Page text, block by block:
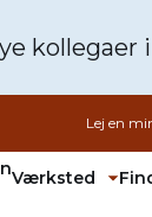
kollegaer
Lej en
Værksted